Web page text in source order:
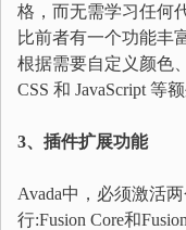
格，而无需学习任何
比前者有一个功能丰
根据需要自定义颜色
CSS 和 JavaScript 等
3、插件扩展功能
Avada中，必须激活
行:Fusion Core和